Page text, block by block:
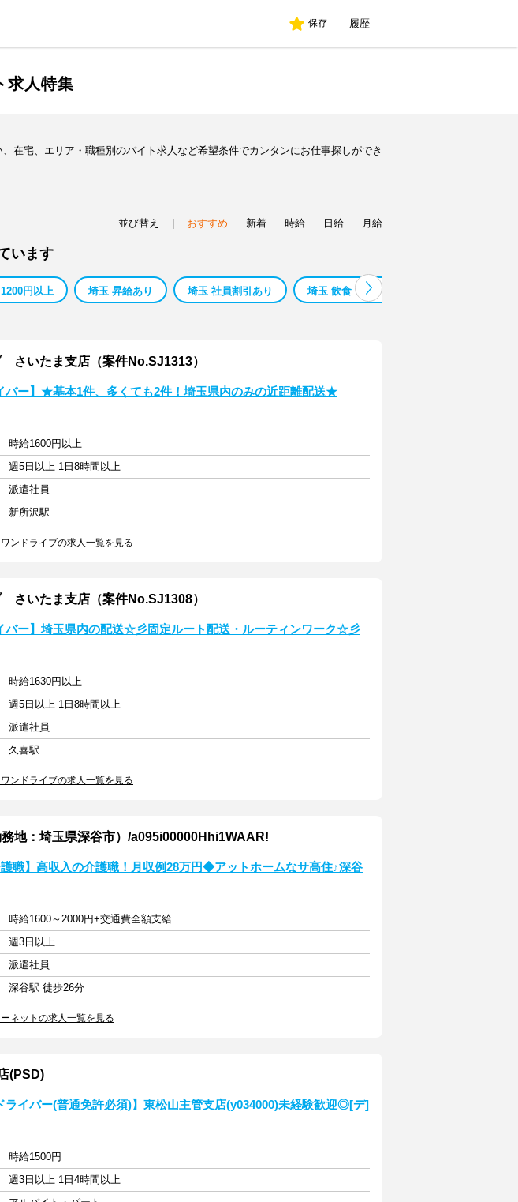
保存 履歴
求人特集
在宅、エリア・職種別のバイト求人など希望条件でカンタンにお仕事探しができ
並び替え おすすめ 新着 時給 日給 月給
います
円以上 埼玉 昇給あり 埼玉 社員割引あり 埼玉 飲食・フード
さいたま支店（案件No.SJ1313）
バー】★基本1件、多くても2件！埼玉県内のみの近距離配送★
時給1600円以上
週5日以上 1日8時間以上
派遣社員
新所沢駅
ンドライブの求人一覧を見る
さいたま支店（案件No.SJ1308）
バー】埼玉県内の配送☆彡固定ルート配送・ルーティンワーク☆彡
時給1630円以上
週5日以上 1日8時間以上
派遣社員
久喜駅
ンドライブの求人一覧を見る
地：埼玉県深谷市）/a095i00000Hhi1WAAR!
護職】高収入の介護職！月収例28万円◆アットホームなサ高住♪深谷
時給1600～2000円+交通費全額支給
週3日以上
派遣社員
深谷駅 徒歩26分
ネットの求人一覧を見る
(PSD)
ライバー(普通免許必須)】東松山主管支店(y034000)未経験歓迎◎[デ]
時給1500円
週3日以上 1日4時間以上